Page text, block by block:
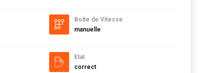
Boite de Vitesse
manuelle
Etat
correct